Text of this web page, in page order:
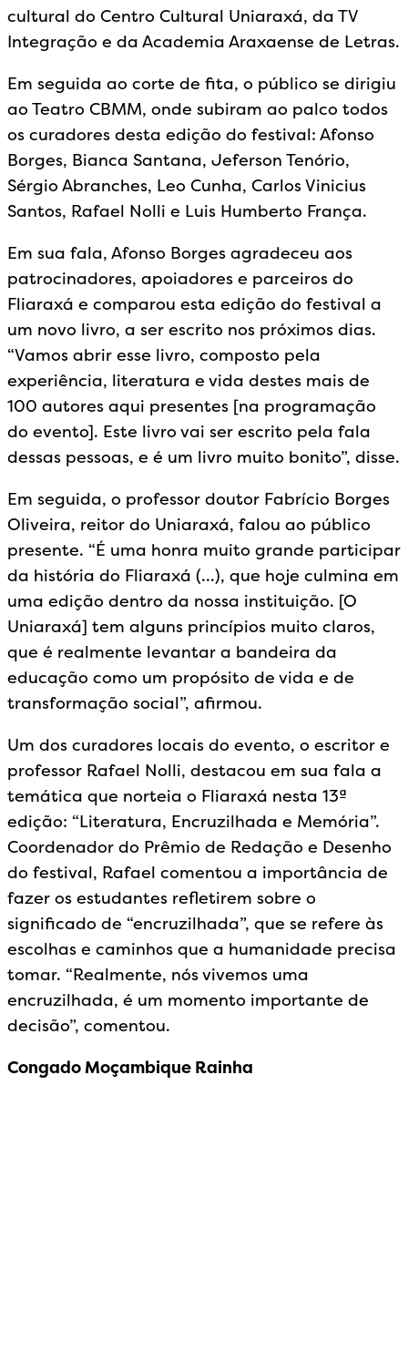
cultural do Centro Cultural Uniaraxá, da TV
Integração e da Academia Araxaense de Letras.
Em seguida ao corte de fita, o público se dirigiu
ao Teatro CBMM, onde subiram ao palco todos
os curadores desta edição do festival: Afonso
Borges, Bianca Santana, Jeferson Tenório,
Sérgio Abranches, Leo Cunha, Carlos Vinicius
Santos, Rafael Nolli e Luis Humberto França.
Em sua fala, Afonso Borges agradeceu aos
patrocinadores, apoiadores e parceiros do
Fliaraxá e comparou esta edição do festival a
um novo livro, a ser escrito nos próximos dias.
“Vamos abrir esse livro, composto pela
experiência, literatura e vida destes mais de
100 autores aqui presentes [na programação
do evento]. Este livro vai ser escrito pela fala
dessas pessoas, e é um livro muito bonito”, disse.
Em seguida, o professor doutor Fabrício Borges
Oliveira, reitor do Uniaraxá, falou ao público
presente. “É uma honra muito grande participar
da história do Fliaraxá (…), que hoje culmina em
uma edição dentro da nossa instituição. [O
Uniaraxá] tem alguns princípios muito claros,
que é realmente levantar a bandeira da
educação como um propósito de vida e de
transformação social”, afirmou.
Um dos curadores locais do evento, o escritor e
professor Rafael Nolli, destacou em sua fala a
temática que norteia o Fliaraxá nesta 13ª
edição: “Literatura, Encruzilhada e Memória”.
Coordenador do Prêmio de Redação e Desenho
do festival, Rafael comentou a importância de
fazer os estudantes refletirem sobre o
significado de “encruzilhada”, que se refere às
escolhas e caminhos que a humanidade precisa
tomar. “Realmente, nós vivemos uma
encruzilhada, é um momento importante de
decisão”, comentou.
Congado Moçambique Rainha